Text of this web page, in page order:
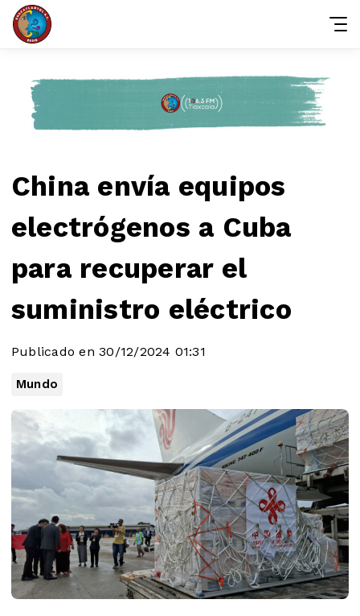
China envía equipos
electrógenos a Cuba
para recuperar el
suministro eléctrico
Publicado en 30/12/2024 01:31
Mundo